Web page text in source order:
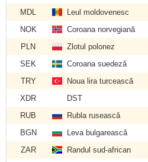
MDL
Leul moldovenesc
NOK
Coroana norvegiană
PLN
Zlotul polonez
SEK
Coroana suedeză
TRY
Noua lira turcească
XDR
DST
RUB
Rubla rusească
BGN
Leva bulgarească
ZAR
Randul sud-african